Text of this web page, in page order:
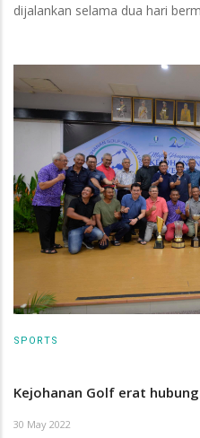
dijalankan selama dua hari
SPORTS
Kejohanan Golf erat
30 May 2022